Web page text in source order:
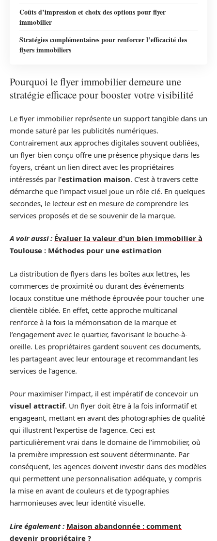
Coûts d’impression et choix des options pour flyer
immobilier
Stratégies complémentaires pour renforcer l’efficacité des
flyers immobiliers
Pourquoi le flyer immobilier demeure une
stratégie efficace pour booster votre visibilité
Le flyer immobilier représente un support tangible dans un
monde saturé par les publicités numériques.
Contrairement aux approches digitales souvent oubliées,
un flyer bien conçu offre une présence physique dans les
foyers, créant un lien direct avec les propriétaires
intéressés par l’estimation maison. C’est à travers cette
démarche que l’impact visuel joue un rôle clé. En quelques
secondes, le lecteur est en mesure de comprendre les
services proposés et de se souvenir de la marque.
A voir aussi : Évaluer la valeur d'un bien immobilier à
Toulouse : Méthodes pour une estimation
La distribution de flyers dans les boîtes aux lettres, les
commerces de proximité ou durant des événements
locaux constitue une méthode éprouvée pour toucher une
clientèle ciblée. En effet, cette approche multicanal
renforce à la fois la mémorisation de la marque et
l’engagement avec le quartier, favorisant le bouche-à-
oreille. Les propriétaires gardent souvent ces documents,
les partageant avec leur entourage et recommandant les
services de l’agence.
Pour maximiser l’impact, il est impératif de concevoir un
visuel attractif. Un flyer doit être à la fois informatif et
engageant, mettant en avant des photographies de qualité
qui illustrent l’expertise de l’agence. Ceci est
particulièrement vrai dans le domaine de l’immobilier, où
la première impression est souvent déterminante. Par
conséquent, les agences doivent investir dans des modèles
qui permettent une personnalisation adéquate, y compris
la mise en avant de couleurs et de typographies
harmonieuses avec leur identité visuelle.
Lire également : Maison abandonnée : comment
devenir propriétaire ?